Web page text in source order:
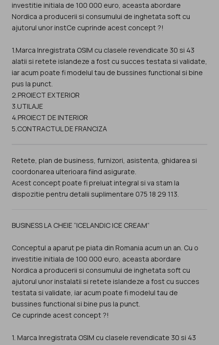
investitie initiala de 100 000 euro, aceasta abordare
Nordica a producerii si consumului de inghetata soft cu
ajutorul unor instCe cuprinde acest concept ?!
1.Marca Inregistrata OSIM cu clasele revendicate 30 si 43
alatii si retete islandeze a fost cu succes testata si validate,
iar acum poate fi modelul tau de bussines functional si bine
pus la punct.
2.PROIECT EXTERIOR
3.UTILAJE
4.PROIECT DE INTERIOR
5.CONTRACTUL DE FRANCIZA
Retete, plan de business, furnizori, asistenta, ghidarea si
coordonarea ulterioara fiind asigurate.
Acest concept poate fi preluat integral si va stam la
BUSINESS LA CHEIE “ICELANDIC ICE CREAM”
Conceptul a aparut pe piata din Romania acum un an. Cu o
investitie initiala de 100 000 euro, aceasta abordare
Nordica a producerii si consumului de inghetata soft cu
ajutorul unor instalatii si retete islandeze a fost cu succes
testata si validate, iar acum poate fi modelul tau de
bussines functional si bine pus la punct.
Ce cuprinde acest concept ?!
1. Marca Inregistrata OSIM cu clasele revendicate 30 si 43